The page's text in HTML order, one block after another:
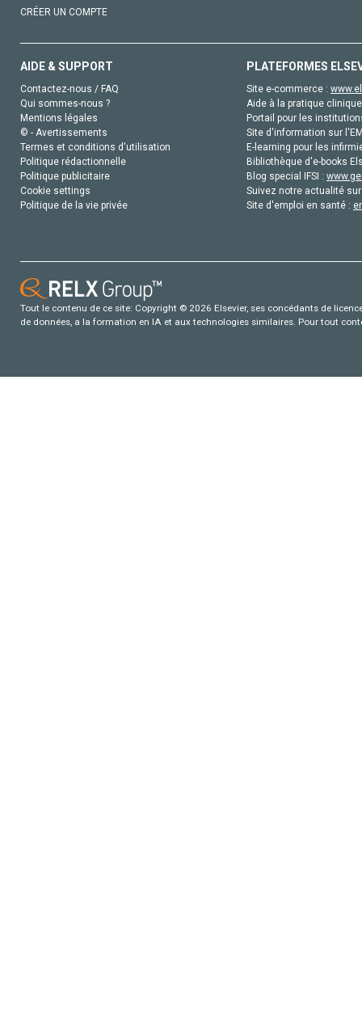
CRÉER UN COMPTE
AIDE & SUPPORT
Contactez-nous / FAQ
Qui sommes-nous ?
Mentions légales
© - Avertissements
Termes et conditions d'utilisation
Politique rédactionnelle
Politique publicitaire
Cookie settings
Politique de la vie privée
PLATEFORMES
Site e-commerce :
Aide à la pratique
Portail pour les
Site d'information sur
E-learning pour les
Bibliothèque d'e-books
Blog special IFSI :
Suivez notre actualité
Site d'emploi en santé :
Tout le contenu de ce site: Copyright © 2026 Elsevier, ses concédants de
de données, a la formation en IA et aux technologies similaires. Pour tout